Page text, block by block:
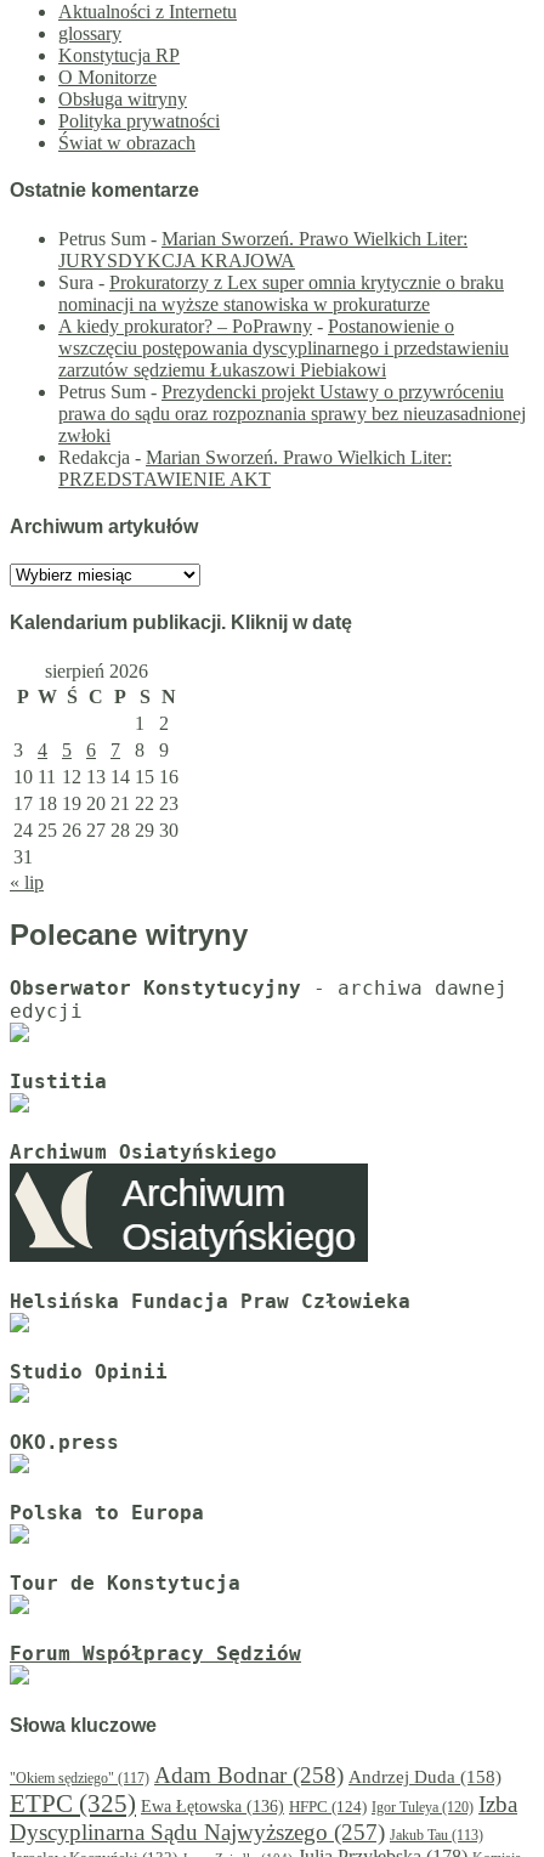
Aktualności z Internetu
glossary
Konstytucja RP
O Monitorze
Obsługa witryny
Polityka prywatności
Świat w obrazach
Ostatnie komentarze
Petrus Sum - Marian Sworzeń. Prawo Wielkich Liter:
JURYSDYKCJA KRAJOWA
Sura - Prokuratorzy z Lex super omnia krytycznie o braku
nominacji na wyższe stanowiska w prokuraturze
A kiedy prokurator? – PoPrawny - Postanowienie o
wszczęciu postępowania dyscyplinarnego i przedstawieniu
zarzutów sędziemu Łukaszowi Piebiakowi
Petrus Sum - Prezydencki projekt Ustawy o przywróceniu
prawa do sądu oraz rozpoznania sprawy bez nieuzasadnionej
zwłoki
Redakcja - Marian Sworzeń. Prawo Wielkich Liter:
PRZEDSTAWIENIE AKT
Archiwum artykułów
Archiwum
Kalendarium publikacji. Kliknij w datę
sierpień 2026
P W Ś C P S N
1
2
3
4 5 6 7 8
9
10 11 12 13 14 15 16
17 18 19 20 21 22 23
24 25 26 27 28 29 30
31
« lip
Polecane witryny
Obserwator Konstytucyjny - archiwa dawnej
Iustitia
Archiwum Osiatyńskiego
Helsińska Fundacja Praw Człowieka
Studio Opinii
OKO.press
Polska to Europa
Tour de Konstytucja
Forum Współpracy Sędziów
Słowa kluczowe
"Okiem sędziego" (117) Adam Bodnar(258) Andrzej Duda (158)
ETPC (325) Ewa Łętowska (136) HFPC (124) Igor Tuleya (120) Izba
Dyscyplinarna Sądu Najwyższego (257) Jakub Tau (113)